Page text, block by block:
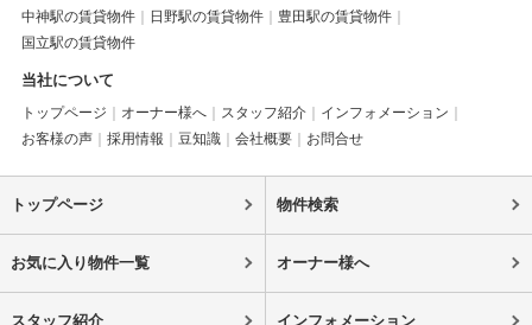
中神駅の賃貸物件
日野駅の賃貸物件
豊田駅の賃貸物件
国立駅の賃貸物件
当社について
トップページ オーナー様へ スタッフ紹介
インフォメーション
お客様の声
採用情報 豆知識 会社概要 お問合せ
トップページ 物件検索
お気に入り物件一覧 オーナー様へ
スタッフ紹介 インフォメーション